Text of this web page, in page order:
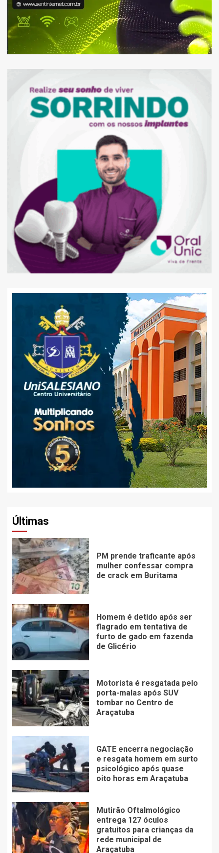
Últimas
PM prende traficante após
mulher confessar compra
de crack em Buritama
Homem é detido após ser
flagrado em tentativa de
furto de gado em fazenda
de Glicério
Motorista é resgatada pelo
porta-malas após SUV
tombar no Centro de
Araçatuba
GATE encerra negociação
e resgata homem em surto
psicológico após quase
oito horas em Araçatuba
Mutirão Oftalmológico
entrega 127 óculos
gratuitos para crianças da
rede municipal de
Araçatuba